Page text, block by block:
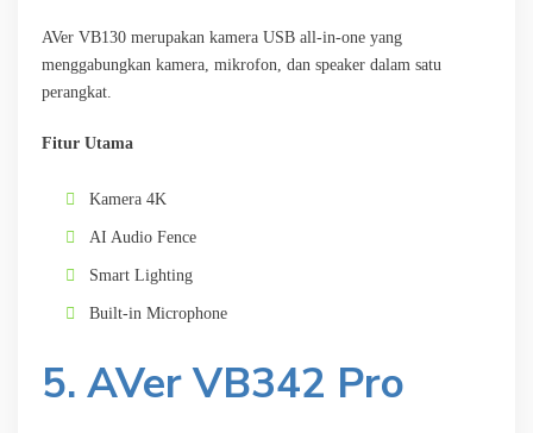
AVer VB130 merupakan kamera USB all-in-one yang
menggabungkan kamera, mikrofon, dan speaker dalam satu
perangkat.
Fitur Utama
Kamera 4K
AI Audio Fence
Smart Lighting
Built-in Microphone
5. AVer VB342 Pro